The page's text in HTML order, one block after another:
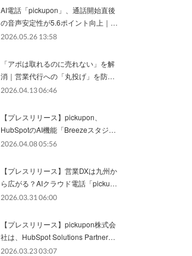
AI電話「pickupon」、通話開始直後
の音声安定性が5.6ポイント向上｜…
2026.05.26 13:58
「アポは取れるのに売れない」を解
消｜営業代行への「丸投げ」を防…
2026.04.13 06:46
【プレスリリース】pickupon、
HubSpotのAI機能「Breezeスタジ…
2026.04.08 05:56
【プレスリリース】営業DXは九州か
ら広がる？AIクラウド電話「picku…
2026.03.31 06:00
【プレスリリース】pickupon株式会
社は、HubSpot Solutions Partner…
2026.03.23 03:07